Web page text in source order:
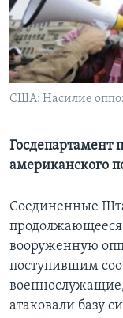
Learning English
СОЦИАЛЬНЫЕ СЕТИ
Языки
США: Насилие
Госдепартамент
американского
Соединенные
вооруженную
поступившим
атаковали базу